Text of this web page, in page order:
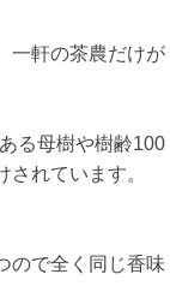
一軒の茶農だけが
る母樹や樹齢100
れています。
ので全く同じ香味